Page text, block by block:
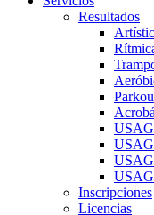
Resultados
Inscripciones
Licencias